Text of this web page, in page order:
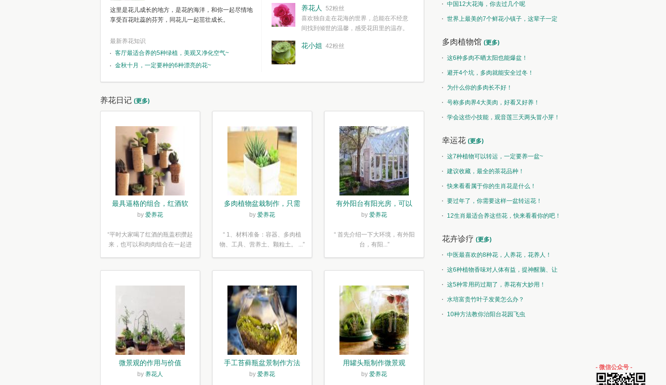
这里是花儿成长的地方，是花的海洋，和你一起尽情地
享受百花吐蕊的芬芳，同花儿一起茁壮成长。
最新养花知识
客厅最适合养的5种绿植，美观又净化空气~
金秋十月，一定要种的6种漂亮的花~
简单愉快的心情，这些都不需要想得太多，其实都是
我们自己复杂了生活和心境。
养花人
52粉丝
喜欢独自走在花海的世界，总能在不经意
间找到倾世的温馨，感受花田里的温存。
花小姐 42粉丝
养花日记 (更多)
最具逼格的组合，红酒软
木塞diy多肉植物盆栽
by 爱养花
“平时大家喝了红酒的瓶盖积攒起
来，也可以和肉肉组合在一起进
多肉植物盆栽制作，只需
简单6步
by 爱养花
“ 1、材料准备：容器、多肉植
物、工具、营养土、颗粒土。 ...”
有外阳台有阳光房，可以
露养！为了肉肉，任性又
by 爱养花
“ 首先介绍一下大环境，有外阳
台，有阳...”
微景观的作用与价值
by 养花人
手工苔藓瓶盆景制作方法
by 爱养花
用罐头瓶制作微景观
by 爱养花
中国12大花海，你去过几个呢
世界上最美的7个鲜花小镇子，这辈子一定
多肉植物馆 (更多)
这6种多肉不晒太阳也能爆盆！
避开4个坑，多肉就能安全过冬！
为什么你的多肉长不好！
号称多肉界4大美肉，好看又好养！
学会这些小技能，观音莲三天两头冒小芽！
幸运花 (更多)
这7种植物可以转运，一定要养一盆~
建议收藏，最全的茶花品种！
快来看看属于你的生肖花是什么！
要过年了，你需要这样一盆转运花！
12生肖最适合养这些花，快来看看你的吧！
花卉诊疗 (更多)
中医最喜欢的8种花，人养花，花养人！
这6种植物香味对人体有益，提神醒脑、让
你睡的香、身体棒。
这5种常用药过期了，养花有大妙用！
水培富贵竹叶子发黄怎么办？
10种方法教你治阳台花园飞虫
- 微信公众号 -